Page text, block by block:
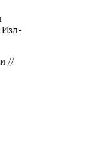
Изд-
//